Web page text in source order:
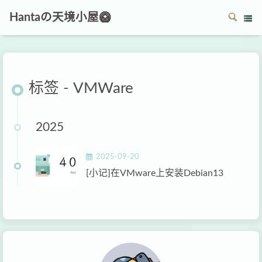
Hantaの天境小屋🥝
标签 - VMWare
2025
2025-09-20
[小记]在VMware上安装Debian13